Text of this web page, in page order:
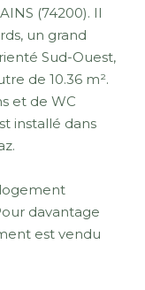
(74200). Il
un grand
Sud-Ouest,
de 10.36 m².
et de WC
installé dans
davantage
est vendu